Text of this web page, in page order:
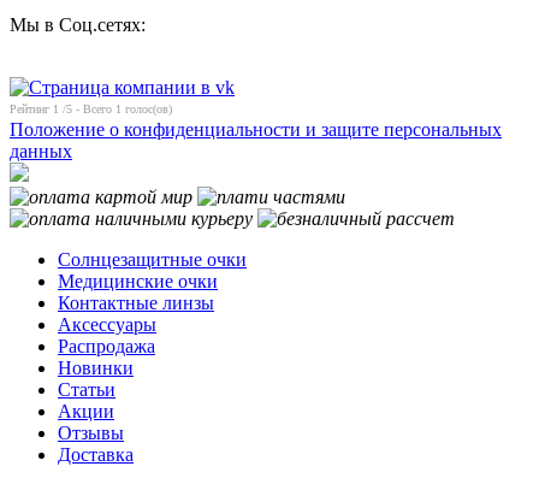
Мы в Соц.сетях:
Рейтинг 1 /5 - Всего 1 голос(ов)
Положение о конфиденциальности и защите персональных
данных
Солнцезащитные очки
Медицинские очки
Контактные линзы
Аксессуары
Распродажа
Новинки
Статьи
Акции
Отзывы
Доставка